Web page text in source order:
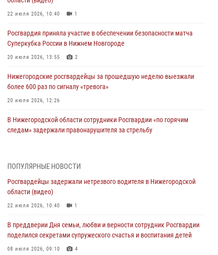
22 июля 2026, 10:40 1
Росгвардия приняла участие в обеспечении безопасности матча
Суперкубка России в Нижнем Новгороде
20 июля 2026, 13:55 2
Нижегородские росгвардейцы за прошедшую неделю выезжали
более 600 раз по сигналу «тревога»
20 июля 2026, 12:26
В Нижегородской области сотрудники Росгвардии «по горячим
следам» задержали правонарушителя за стрельбу
В Нижегородской области продолжаются мероприятия в рамках
16 июля 2026, 05:00
Росгвардейцы обеспечили безопасность на VK Fest в Нижнем
13 июля 2026, 17:13
Нижегородские росгвардейцы за прошедшую неделю выезжали
ПОПУЛЯРНЫЕ НОВОСТИ
Росгвардейцы задержали нетрезвого водителя в Нижегородской
области (видео)
22 июля 2026, 10:40 1
В преддверии Дня семьи, любви и верности сотрудник Росгвардии
поделился секретами супружеского счастья и воспитания детей
08 июля 2026, 09:10 4